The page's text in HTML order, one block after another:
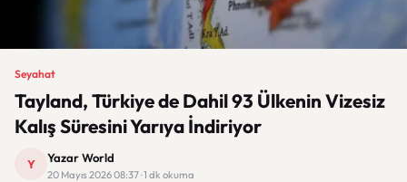
Seyahat
Tayland, Türkiye de Dahil 93 Ülkenin Vizesiz
Kalış Süresini Yarıya İndiriyor
Y Yazar World
20 Mayıs 2026 08:37 · 1 dk okuma